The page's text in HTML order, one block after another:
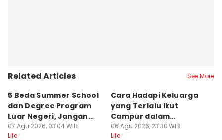
Related Articles See More
5 Beda Summer School
dan Degree Program
Luar Negeri, Jangan
Salah
07 Agu 2026, 03:04 WIB
Life
Cara Hadapi Keluarga
yang Terlalu Ikut
Campur dalam
Persiapan Nikah
06 Agu 2026, 23:30 WIB
Life